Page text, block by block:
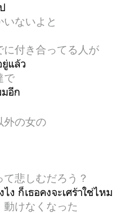
ないよと
付き合ってる人が
แล้ว
で
อีก
の女の
悲しむだろう？
ง ก็เธอคงจะเศร้าใช่ไหม
けなくなった